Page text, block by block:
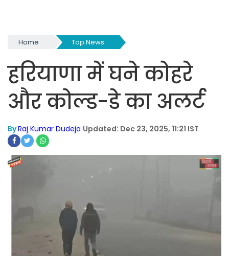
Home Top News
हरियाणा में घने कोहरे
और कोल्ड-डे का अलर्ट
ByRaj Kumar Dudeja Updated: Dec 23, 2025, 11:21 IST